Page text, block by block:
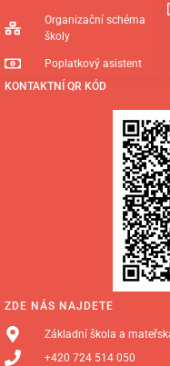
ZDE NÁS NAJDETE
Základní škola a
+420 724 514 050
KONTAKTNÍ QR KÓD
Organizační schéma
školy
Poplatkový asistent